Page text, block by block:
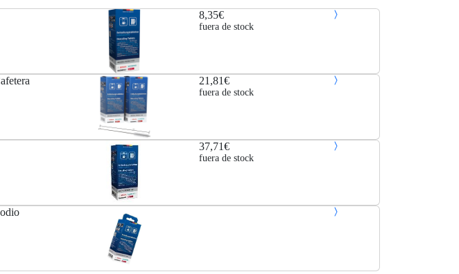
8,35€
fuera de stock
21,81€
fuera de stock
37,71€
fuera de stock